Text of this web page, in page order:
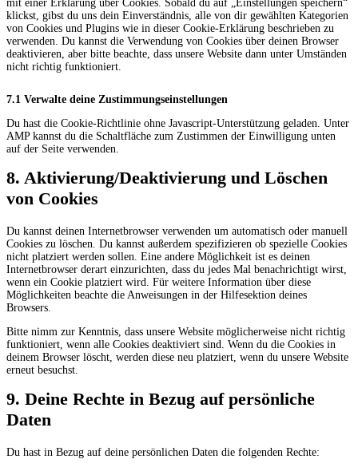
mit einer Erklärung über Cookies. Sobald du auf „Einstellungen speichern“
klickst, gibst du uns dein Einverständnis, alle von dir gewählten Kategorien
von Cookies und Plugins wie in dieser Cookie-Erklärung beschrieben zu
verwenden. Du kannst die Verwendung von Cookies über deinen Browser
deaktivieren, aber bitte beachte, dass unsere Website dann unter Umständen
nicht richtig funktioniert.
7.1 Verwalte deine Zustimmungseinstellungen
Du hast die Cookie-Richtlinie ohne Javascript-Unterstützung geladen. Unter
AMP kannst du die Schaltfläche zum Zustimmen der Einwilligung unten
auf der Seite verwenden.
8. Aktivierung/Deaktivierung und Löschen
von Cookies
Du kannst deinen Internetbrowser verwenden um automatisch oder manuell
Cookies zu löschen. Du kannst außerdem spezifizieren ob spezielle Cookies
nicht platziert werden sollen. Eine andere Möglichkeit ist es deinen
Internetbrowser derart einzurichten, dass du jedes Mal benachrichtigt wirst,
wenn ein Cookie platziert wird. Für weitere Information über diese
Möglichkeiten beachte die Anweisungen in der Hilfesektion deines
Browsers.
Bitte nimm zur Kenntnis, dass unsere Website möglicherweise nicht richtig
funktioniert, wenn alle Cookies deaktiviert sind. Wenn du die Cookies in
deinem Browser löscht, werden diese neu platziert, wenn du unsere Website
erneut besuchst.
9. Deine Rechte in Bezug auf persönliche
Daten
Du hast in Bezug auf deine persönlichen Daten die folgenden Rechte: